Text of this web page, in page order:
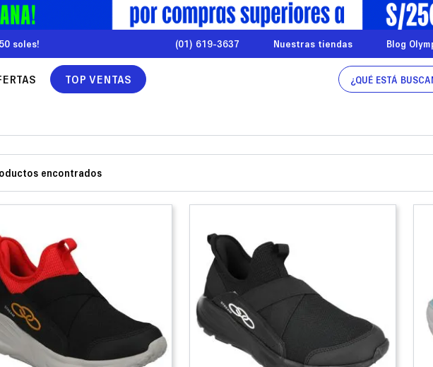
soles! (01) 619-3637 Nuestras tiendas Blog
TOP VENTAS
¿Qué está